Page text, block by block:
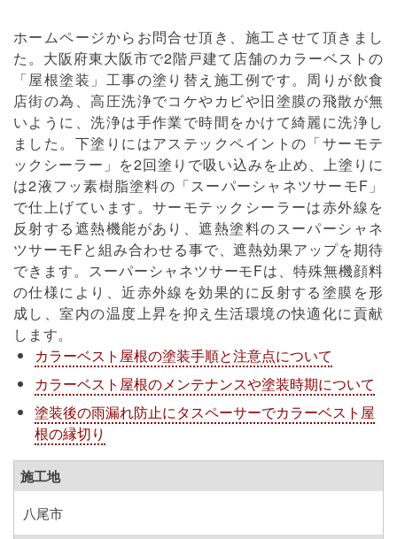
ホームページからお問合せ頂き、施工させて頂きまし
た。大阪府東大阪市で2階戸建て店舗のカラーベストの
「屋根塗装」工事の塗り替え施工例です。周りが飲食
店街の為、高圧洗浄でコケやカビや旧塗膜の飛散が無
いように、洗浄は手作業で時間をかけて綺麗に洗浄し
ました。下塗りにはアステックペイントの「サーモテ
ックシーラー」を2回塗りで吸い込みを止め、上塗りに
は2液フッ素樹脂塗料の「スーパーシャネツサーモF」
で仕上げています。サーモテックシーラーは赤外線を
反射する遮熱機能があり、遮熱塗料のスーパーシャネ
ツサーモFと組み合わせる事で、遮熱効果アップを期待
できます。スーパーシャネツサーモFは、特殊無機顔料
の仕様により、近赤外線を効果的に反射する塗膜を形
成し、室内の温度上昇を抑え生活環境の快適化に貢献
します。
カラーベスト屋根の塗装手順と注意点について
カラーベスト屋根のメンテナンスや塗装時期について
塗装後の雨漏れ防止にタスペーサーでカラーベスト屋
根の縁切り
施工地
八尾市